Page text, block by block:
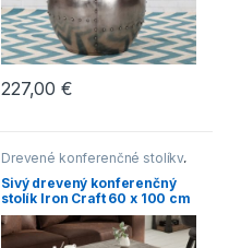
227,00€
Drevené konferenčné stolíky,
Hranaté konferenčné stolíky
Konferenčné stolíky ,
Konferenčné stolíky v
industriálnom štýle
Sivý drevený konferenčný
stolík Iron Craft 60 x 100 cm
– 45 mm »